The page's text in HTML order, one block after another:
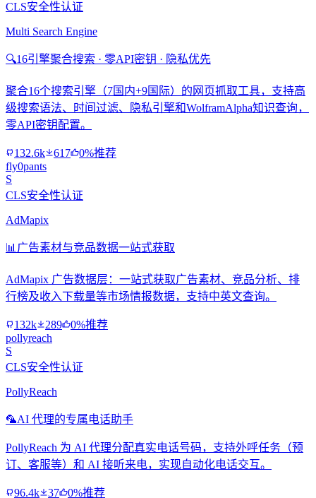
CLS安全性认证
Multi Search Engine
🔍16引擎聚合搜索 · 零API密钥 · 隐私优先
聚合16个搜索引擎（7国内+9国际）的网页抓取工具，支持高
级搜索语法、时间过滤、隐私引擎和WolframAlpha知识查询，
零API密钥配置。
132.6k 617
0%推荐
fly0pants
S
CLS安全性认证
AdMapix
📊 广告素材与竞品数据一站式获取
AdMapix 广告数据层：一站式获取广告素材、竞品分析、排
行榜及收入下载量等市场情报数据，支持中英文查询。
132k 289
0%推荐
pollyreach
S
CLS安全性认证
PollyReach
🦜AI 代理的专属电话助手
PollyReach 为 AI 代理分配真实电话号码，支持外呼任务（预
订、客服等）和 AI 接听来电，实现自动化电话交互。
96.4k 37 0%推荐